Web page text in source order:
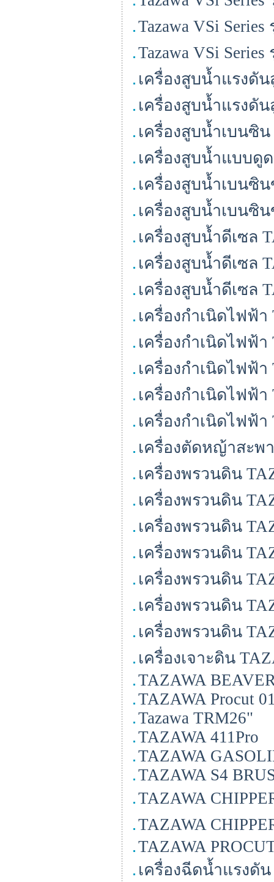
Tazawa VSi Series
Tazawa VSi Series
เครื่องสูบน้ำแรงดัน
เครื่องสูบน้ำแรงดัน
เครื่องสูบน้ำเบนซิน
เครื่องสูบน้ำแบบดู
เครื่องสูบน้ำเบนซิ
เครื่องสูบน้ำเบนซิ
เครื่องสูบน้ำดีเซล
เครื่องสูบน้ำดีเซล
เครื่องสูบน้ำดีเซล
เครื่องกำเนิดไฟฟ้า
เครื่องกำเนิดไฟฟ้า
เครื่องกำเนิดไฟฟ้า
เครื่องกำเนิดไฟฟ้า
เครื่องกำเนิดไฟฟ้า
เครื่องตัดหญ้าสะพ
เครื่องพรวนดิน
เครื่องพรวนดิน
เครื่องพรวนดิน
เครื่องพรวนดิน
เครื่องพรวนดิน
เครื่องพรวนดิน
เครื่องพรวนดิน
เครื่องเจาะดิน
TAZAWA
TAZAWA Procut
Tazawa TRM26"
TAZAWA 411Pro
TAZAWA
TAZAWA S4
TAZAWA
TAZAWA
TAZAWA
เครื่องฉีดน้ำแรงดั